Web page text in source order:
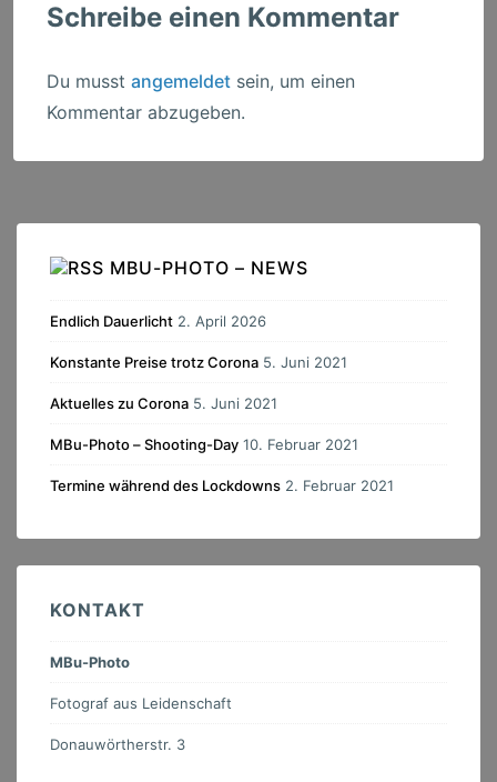
Schreibe einen Kommentar
Du musst angemeldet sein, um einen
Kommentar abzugeben.
MBU-PHOTO – NEWS
Endlich Dauerlicht 2. April 2026
Konstante Preise trotz Corona 5. Juni 2021
Aktuelles zu Corona 5. Juni 2021
MBu-Photo – Shooting-Day 10. Februar 2021
Termine während des Lockdowns 2. Februar 2021
KONTAKT
MBu-Photo
Fotograf aus Leidenschaft
Donauwörtherstr. 3